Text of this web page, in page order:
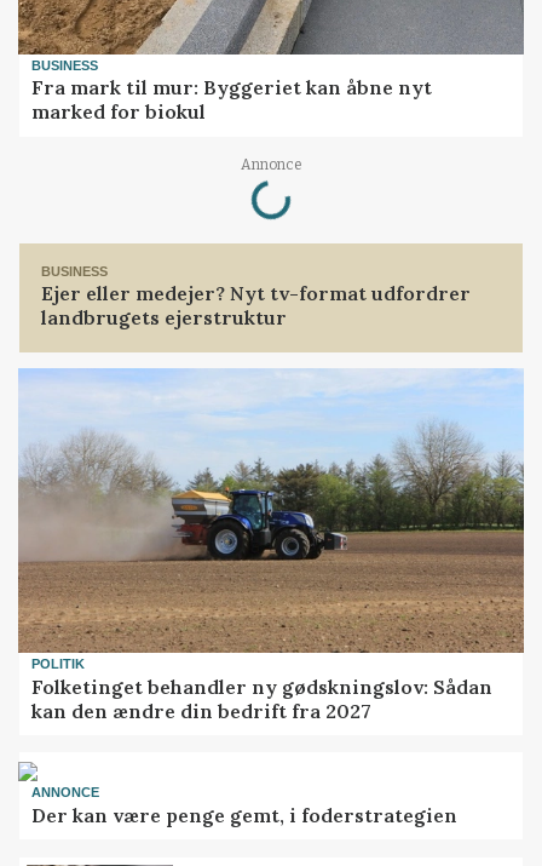
BUSINESS
Fra mark til mur: Byggeriet kan åbne nyt
marked for biokul
Annonce
Loading...
BUSINESS
Ejer eller medejer? Nyt tv-format udfordrer
landbrugets ejerstruktur
POLITIK
Folketinget behandler ny gødskningslov: Sådan
kan den ændre din bedrift fra 2027
ANNONCE
Der kan være penge gemt, i foderstrategien